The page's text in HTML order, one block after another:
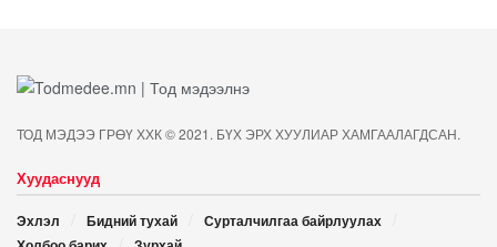
ТОД МЭДЭЭ ГРӨҮ ХХК © 2021. БҮХ ЭРХ ХУУЛИАР ХАМГААЛАГДСАН.
Хуудаснууд
Эхлэл Бидний тухай
Сурталчилгаа байрлуулах